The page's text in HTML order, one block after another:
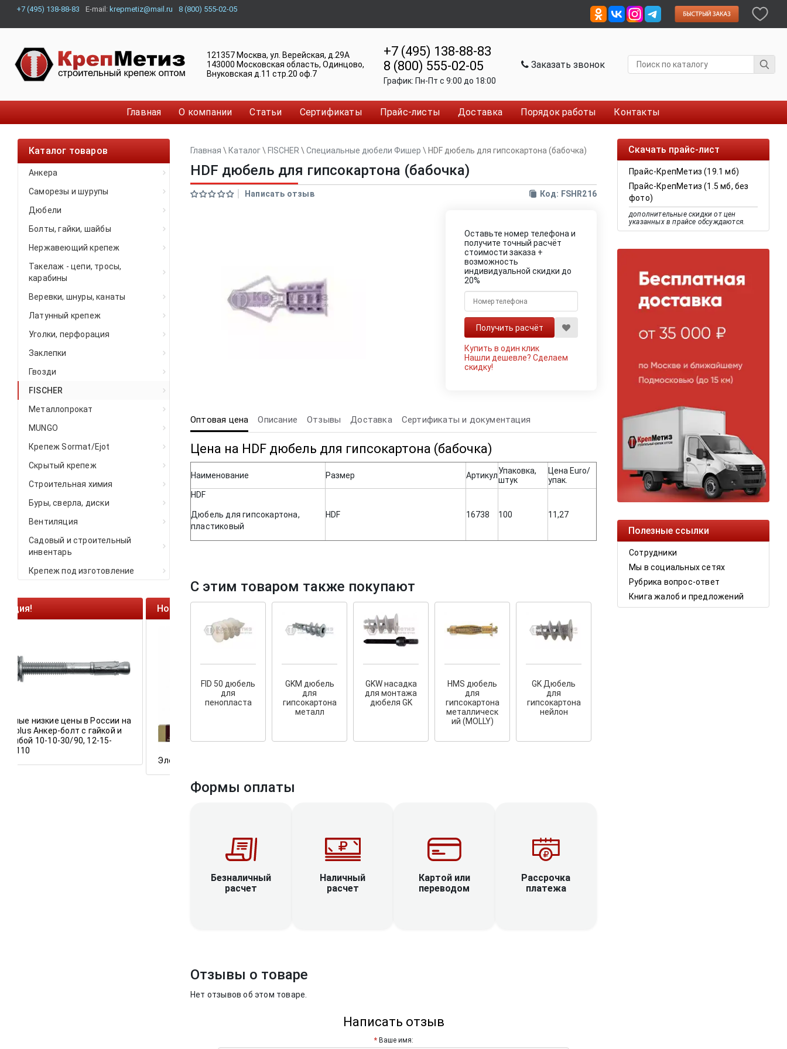
+7 (495) 138-88-83 E-mail: krepmetiz@mail.ru 8 (800) 555-02-05
121357 Москва, ул. Верейская, д.29А
143000 Московская область, Одинцово,
Внуковская д.11 стр.20 оф.7
+7 (495) 138-88-83
8 (800) 555-02-05
График: Пн-Пт c 9:00 до 18:00
Заказать звонок
Главная О компании Статьи Сертификаты Прайс-листы Доставка Порядок работы Контакты
Каталог товаров
Анкера
Саморезы и шурупы
Дюбели
Болты, гайки, шайбы
Нержавеющий крепеж
Такелаж - цепи, тросы,
карабины
Веревки, шнуры, канаты
Латунный крепеж
Уголки, перфорация
Заклепки
Гвозди
FISCHER
Металлопрокат
MUNGO
Крепеж Sormat/Ejot
Скрытый крепеж
Строительная химия
Буры, сверла, диски
Вентиляция
Садовый и строительный
инвентарь
Крепеж под изготовление
в России на
с гайкой и
12-15-
Электроды AG E-46 PREMIUM
Саморезы кровельные HKR-R
Ликвидация складских
Крепление террас и фасадов
Скачать прайс-лист
Прайс-КрепМетиз (19.1 мб)
Прайс-КрепМетиз (1.5 мб, без
фото)
дополнительные скидки от цен
указанных в прайсе обсуждаются.
Полезные ссылки
Сотрудники
Мы в социальных сетях
Рубрика вопрос-ответ
Книга жалоб и предложений
Главная \ Каталог\ FISCHER \ Специальные дюбели Фишер \ HDF дюбель для гипсокартона (бабочка)
HDF дюбель для гипсокартона (бабочка)
Написать отзыв Код: FSHR216
Оставьте номер телефона и
получите точный расчёт
стоимости заказа +
возможность
индивидуальной скидки до
20%
Купить в один клик
Нашли дешевле?Сделаем
скидку!
Оптовая цена Описание Отзывы Доставка Сертификаты и документация
Цена на HDF дюбель для гипсокартона (бабочка)
Наименование Размер АртикулУпаковка,
штук
Цена Euro/
упак.
HDF
Дюбель для гипсокартона,
пластиковый
HDF 16738 100 11,27
С этим товаром также покупают
FID 50 дюбель
для
пенопласта
GKM дюбель
для
гипсокартона
металл
GKW насадка
для монтажа
дюбеля GK
HMS дюбель
для
гипсокартона
металлическ
ий (MOLLY)
GK Дюбель
для
гипсокартона
нейлон
Формы оплаты
Безналичный
расчет
Наличный
расчет
Картой или
переводом
Рассрочка
платежа
Отзывы о товаре
Нет отзывов об этом товаре.
Написать отзыв
Ваше имя: